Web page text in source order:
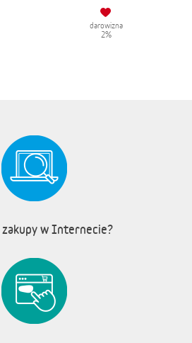
darowizna
2%
zakupy w Internecie?